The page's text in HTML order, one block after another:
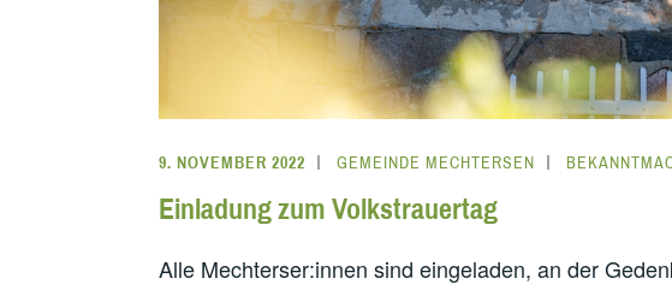
9. NOVEMBER 2022 GEMEINDE MECHTERSEN
Einladung zum Volkstrauertag
Alle Mechterser:innen sind eingeladen, an der